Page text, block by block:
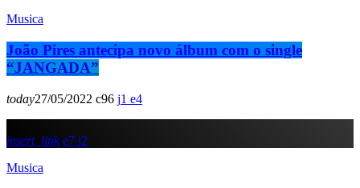
Musica
João Pires antecipa novo álbum com o single
“JANGADA”
today27/05/2022 96 1 4
insert_link 7 2
Musica